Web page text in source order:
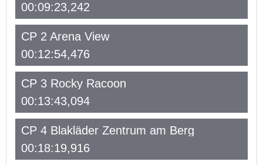
00:09:23,242
CP 2 Arena View
00:12:54,476
CP 3 Rocky Racoon
00:13:43,094
CP 4 Blakläder Zentrum am Berg
00:18:19,916